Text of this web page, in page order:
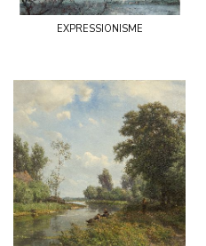
expressionisme